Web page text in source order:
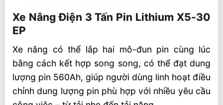
Tối ưu hóa quản lý tồn kho
cao điểm
⚡ Đảm bảo vận hành liên tục, không gián
đoạn
Tính năng nổi bật của X5-30 EP
Xe Nâng Điện 3 Tấn Pin Lithium X5-30
EP
Xe nâng có thể lắp hai mô-đun pin cùng lúc
bằng cách kết hợp song song, có thể đạt dung
lượng pin 560Ah, giúp người dùng linh hoạt điều
chỉnh dung lượng pin phù hợp với nhiều yêu cầu